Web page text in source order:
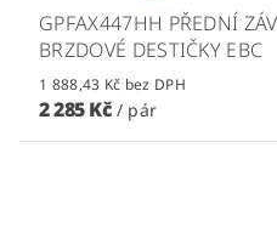
GPFAX447HH PŘEDNÍ
BRZDOVÉ DESTIČKY EBC
1 888,43 Kč bez DPH
2 285 Kč / pár